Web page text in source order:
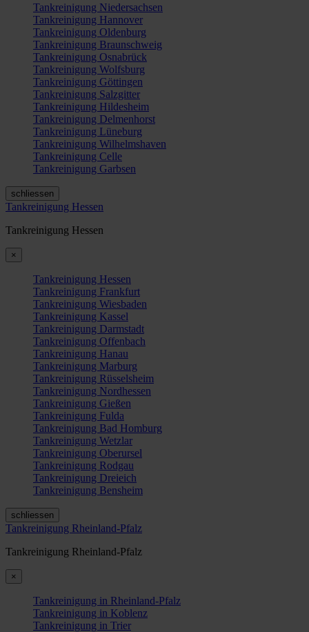
Tankreinigung Niedersachsen
Tankreinigung Hannover
Tankreinigung Oldenburg
Tankreinigung Braunschweig
Tankreinigung Osnabrück
Tankreinigung Wolfsburg
Tankreinigung Göttingen
Tankreinigung Salzgitter
Tankreinigung Hildesheim
Tankreinigung Delmenhorst
Tankreinigung Lüneburg
Tankreinigung Wilhelmshaven
Tankreinigung Celle
Tankreinigung Garbsen
schliessen
Tankreinigung Hessen
Tankreinigung Hessen
×
Tankreinigung Hessen
Tankreinigung Frankfurt
Tankreinigung Wiesbaden
Tankreinigung Kassel
Tankreinigung Darmstadt
Tankreinigung Offenbach
Tankreinigung Hanau
Tankreinigung Marburg
Tankreinigung Rüsselsheim
Tankreinigung Nordhessen
Tankreinigung Gießen
Tankreinigung Fulda
Tankreinigung Bad Homburg
Tankreinigung Wetzlar
Tankreinigung Oberursel
Tankreinigung Rodgau
Tankreinigung Dreieich
Tankreinigung Bensheim
schliessen
Tankreinigung Rheinland-Pfalz
Tankreinigung Rheinland-Pfalz
×
Tankreinigung in Rheinland-Pfalz
Tankreinigung in Koblenz
Tankreinigung in Trier